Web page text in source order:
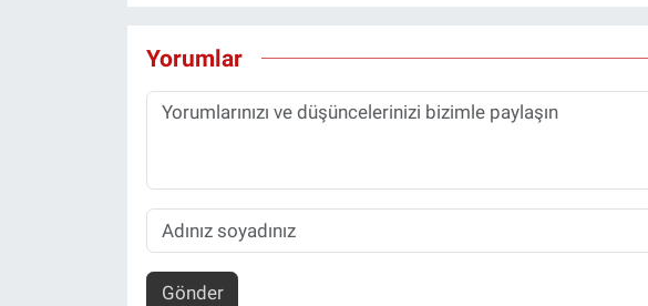
Yorumlar
Gönder